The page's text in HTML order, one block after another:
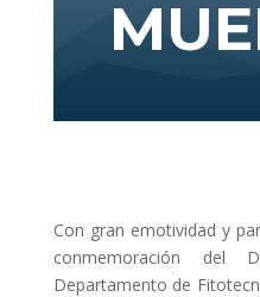
Con gran emotividad y
conmemoración
Departamento de